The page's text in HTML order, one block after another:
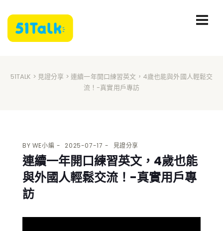
51TALK > 見證分享 > 連續一年開口練習英文，4歲也能與外國人輕鬆交
流！-真實用戶專訪
BY WE小編 2025-07-17 見證分享
連續一年開口練習英文，4歲也能
與外國人輕鬆交流！-真實用戶專
訪